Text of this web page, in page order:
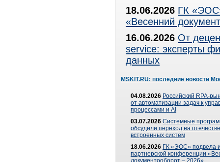
18.06.2026 ГК
«Весенний
16.06.2026 От
service: эксперты
данных
MSKIT.RU: последние новости
04.08.2026 Российский RPA-
от автоматизации задач к
процессами и AI
03.07.2026 Системные
обсудили переход на
встроенных систем
18.06.2026 ГК «ЭОС» подвела
партнерской конференции
документооборот – 2026»